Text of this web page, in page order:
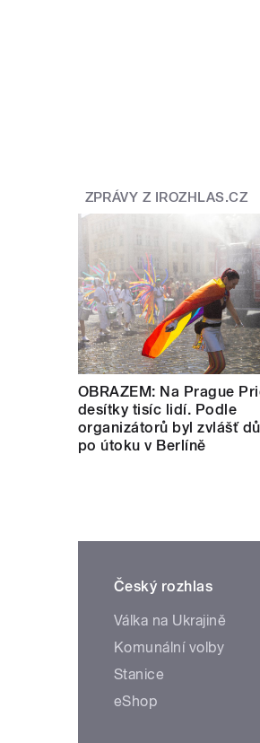
ZPRÁVY Z IROZHLAS.CZ
OBRAZEM: Na Prague
desítky tisíc lidí. Podle
organizátorů byl zvlášť
po útoku v Berlíně
Český rozhlas
Válka na Ukrajině
Komunální volby
Stanice
eShop